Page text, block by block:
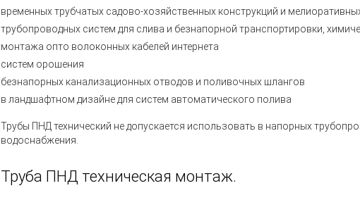
временных трубчатых садово-хозяйственных конструкций и
трубопроводных систем для слива и безнапорной транспортировки,
монтажа опто волоконных кабелей интернета
систем орошения
безнапорных канализационных отводов и поливочных шлангов
в ландшафтном дизайне для систем автоматического полива
Трубы ПНД технический не допускается использовать в напорных
водоснабжения.
Труба ПНД техническая монтаж.